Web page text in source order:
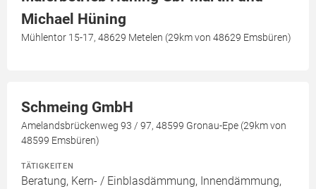
Michael Hüning
Mühlentor 15-17, 48629 Metelen (29km von 48629 Emsbüren)
Schmeing GmbH
Amelandsbrückenweg 93 / 97, 48599 Gronau-Epe (29km von
48599 Emsbüren)
TÄTIGKEITEN
Beratung, Kern- / Einblasdämmung, Innendämmung,